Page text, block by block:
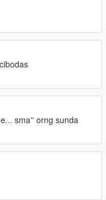
sma'' orng sunda